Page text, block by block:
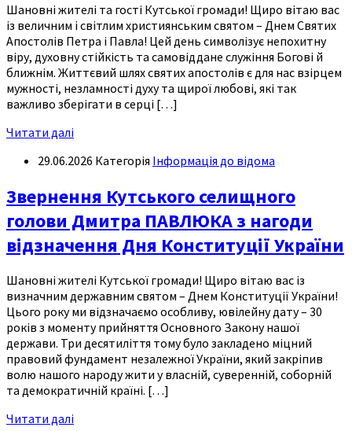
Шановні жителі та гості Кутської громади! Щиро вітаю вас
із величним і світлим християнським святом – Днем Святих
Апостолів Петра і Павла! Цей день символізує непохитну
віру, духовну стійкість та самовіддане служіння Богові й
ближнім. Життєвий шлях святих апостолів є для нас взірцем
мужності, незламності духу та щирої любові, які так
важливо зберігати в серці […]
Читати далі
29.06.2026 Категорія Інформація до відома
Звернення Кутського селищного
голови Дмитра ПАВЛЮКА з нагоди
відзначення Дня Конституції України
Шановні жителі Кутської громади! Щиро вітаю вас із
визначним державним святом – Днем Конституції України!
Цього року ми відзначаємо особливу, ювілейну дату – 30
років з моменту прийняття Основного Закону нашої
держави. Три десятиліття тому було закладено міцний
правовий фундамент незалежної України, який закріпив
волю нашого народу жити у власній, суверенній, соборній
та демократичній країні. […]
Читати далі